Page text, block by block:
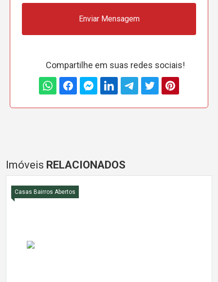
Enviar Mensagem
Compartilhe em suas redes sociais!
Imóveis RELACIONADOS
Casas Bairros Abertos